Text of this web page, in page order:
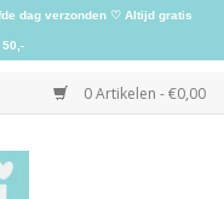
0 Artikelen - €0,00
dag verzonden ♡ Altijd gratis